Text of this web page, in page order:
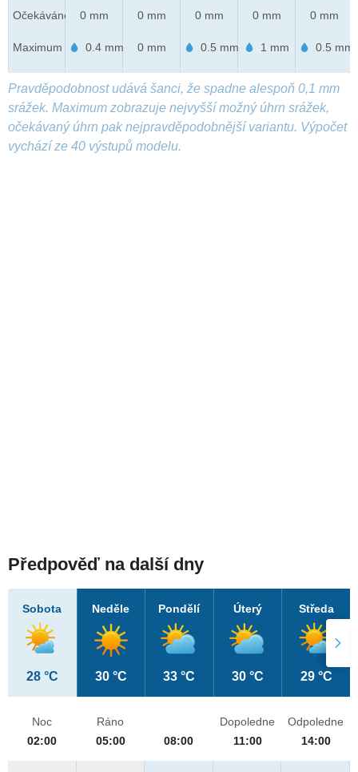
Očekáváno
Maximum
0 mm
0.4 mm
0 mm
0 mm
0 mm
0.5 mm
0 mm
1 mm
0 mm
0.5 mm
Pravděpodobnost udává šanci, že spadne alespoň 0,1 mm
srážek. Maximum zobrazuje nejvyšší možný úhrn srážek,
očekávaný úhrn pak nejpravděpodobnější variantu. Výpočet
vychází ze 40 výstupů modelu.
Předpověď na další dny
Sobota
28 °C
Neděle
30 °C
Pondělí
33 °C
Úterý
30 °C
Středa
29 °C
Noc
02:00
Ráno
05:00
08:00
Dopoledne
11:00
Odpoledne
14:00